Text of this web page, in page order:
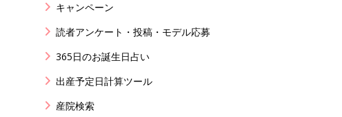
キャンペーン
読者アンケート・投稿・モデル応募
365日のお誕生日占い
出産予定日計算ツール
産院検索